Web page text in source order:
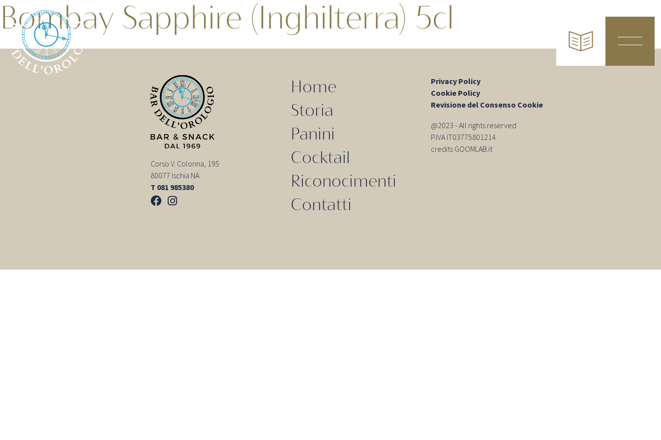
Bombay Sapphire (Inghilterra) 5cl
Corso V. Colonna, 195
80077 Ischia NA
T 081 985380
Home
Storia
Panini
Cocktail
Riconocimenti
Contatti
Privacy Policy
Cookie Policy
Revisione del Consenso Cookie
@2023 - All rights reserved
P.IVA IT03775801214
credits GOOMLAB.it